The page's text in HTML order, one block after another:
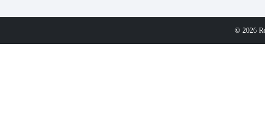
© 2026